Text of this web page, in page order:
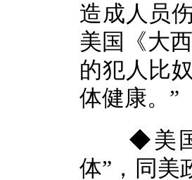
造成人员
美国《大
的犯人比
体健康。”
◆美国
体”，同美